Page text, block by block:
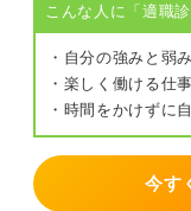
こんな人に「適職
・自分の強みと弱
・楽しく働ける仕
・時間をかけずに
今す